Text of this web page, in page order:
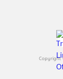
Copyright